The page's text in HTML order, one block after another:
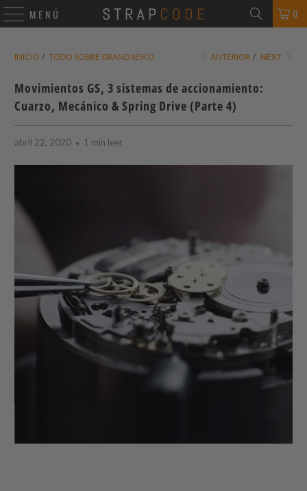
MENÚ 0
INICIO / TODO SOBRE GRAND SEIKO ANTERIOR / NEXT
Movimientos GS, 3 sistemas de accionamiento:
Cuarzo, Mecánico & Spring Drive (Parte 4)
abril 22, 2020 1 min leer